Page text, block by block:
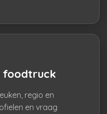
foodtruck
regio en
en vraag